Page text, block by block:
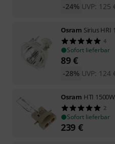
UVP: 125
-24%
Osram Sirius HRI
4
Sofort lieferbar
89€
UVP: 124
-28%
Osram HTI
2
Sofort lieferbar
239 €